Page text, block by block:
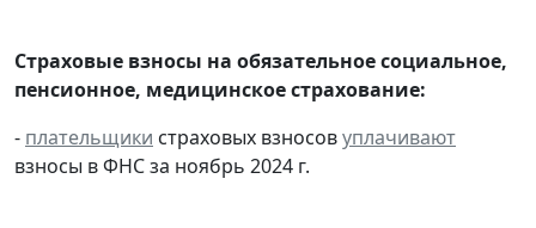
Страховые взносы на обязательное социальное,
пенсионное, медицинское страхование:
- плательщики страховых взносовуплачивают
взносы в ФНС за ноябрь 2024 г.